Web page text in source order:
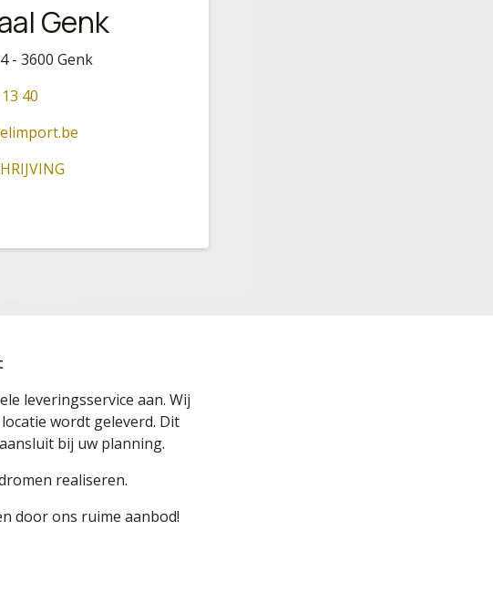
Genk
- 3600 Genk
40
leveringsservice aan. Wij
wordt geleverd. Dit
bij uw planning.
realiseren.
door ons ruime aanbod!